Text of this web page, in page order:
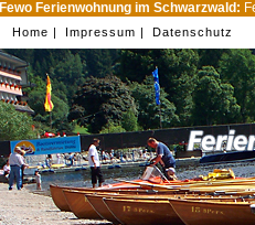
Fewo Ferienwohnung im Schwarzwald:
Home | Impressum | Datenschutz